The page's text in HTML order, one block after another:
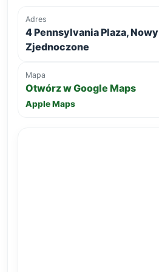
Adres
4 Pennsylvania Plaza,
Zjednoczone
Mapa
Otwórz w Google Maps
Apple Maps